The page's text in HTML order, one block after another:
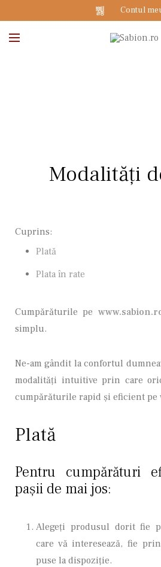
Contul
Modalități
Cuprins:
Plată
Plata în rate
Cumpărăturile pe
simplu.
Ne-am gândit la confortul
modalităţi intuitive prin care
cumpărăturile rapid şi eficient pe
Plată
Pentru cumpărături
paşii de mai jos:
Alegeţi produsul dorit fie
care vă interesează, fie
puse la dispoziţie.